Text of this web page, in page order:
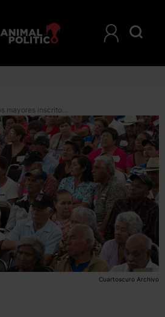
Hasta 40% de adultos mayores inscritos en programas de ayuda no cumplían con perfil para ser beneficiarios: vocero del gobierno
Cuartoscuro Archivo